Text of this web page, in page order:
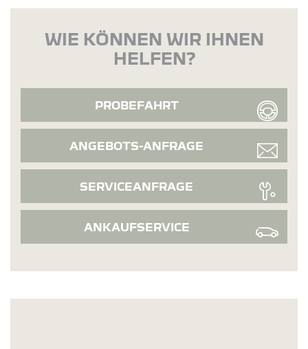
WIE KÖNNEN WIR IHNEN
HELFEN?
PROBEFAHRT
ANGEBOTS-ANFRAGE
SERVICEANFRAGE
ANKAUFSERVICE